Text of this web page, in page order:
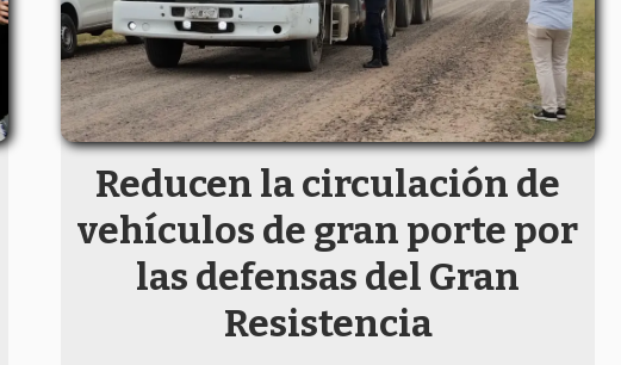
Reducen la circulación de
vehículos de gran porte por
las defensas del Gran
Resistencia